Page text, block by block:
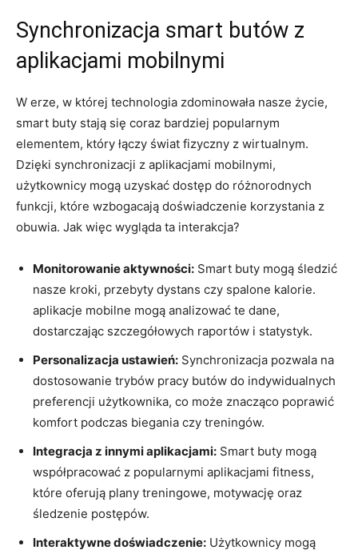
Synchronizacja smart butów z
aplikacjami mobilnymi
W erze, w której technologia zdominowała nasze życie,
smart buty stają się coraz bardziej popularnym
elementem, który łączy świat fizyczny z wirtualnym.
Dzięki synchronizacji z aplikacjami mobilnymi,
użytkownicy mogą uzyskać dostęp do różnorodnych
funkcji, które wzbogacają doświadczenie korzystania z
obuwia. Jak więc wygląda ta interakcja?
Monitorowanie aktywności: Smart buty mogą śledzić
nasze kroki, przebyty dystans czy spalone kalorie.
aplikacje mobilne mogą analizować te dane,
dostarczając szczegółowych raportów i statystyk.
Personalizacja ustawień: Synchronizacja pozwala na
dostosowanie trybów pracy butów do indywidualnych
preferencji użytkownika, co może znacząco poprawić
komfort podczas biegania czy treningów.
Integracja z innymi aplikacjami: Smart buty mogą
współpracować z popularnymi aplikacjami fitness,
które oferują plany treningowe, motywację oraz
śledzenie postępów.
Interaktywne doświadczenie: Użytkownicy mogą